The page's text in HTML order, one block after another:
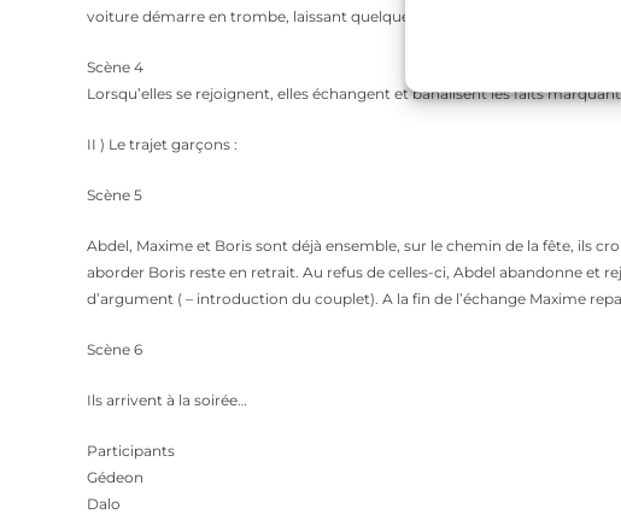
voiture démarre en trombe, laissant quelques insultes au passage.
Scène 4
Lorsqu’elles se rejoignent, elles échangent et banalisent les faits
II ) Le trajet garçons :
Scène 5
Abdel, Maxime et Boris sont déjà ensemble, sur le chemin de la fête, ils
aborder Boris reste en retrait. Au refus de celles-ci, Abdel abandonne et
d’argument ( – introduction du couplet). A la fin de l’échange Maxime
Scène 6
Ils arrivent à la soirée…
Participants
Gédeon
Dalo